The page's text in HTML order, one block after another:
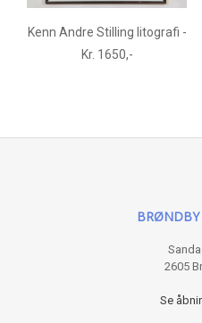
Kenn Andre Stilling litografi -
Kr. 1650,-
BRØNDBY
2605
Se